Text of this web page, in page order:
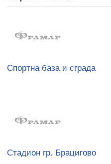
Спортна база и сграда
Стадион гр. Брацигово